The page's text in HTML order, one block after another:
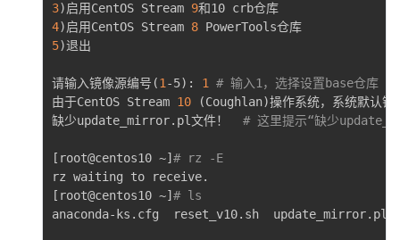
3)启用CentOS Stream 9
4)启用CentOS Stream 8
5)退出
请输入镜像源编号 (1-5) : 1 # 输入1，选择设置base仓库
由于CentOS Stream 10 (Coughlan)操作系统，系统默认
缺少update_mirror.pl文件！ # 这里提示“缺少
[ root@centos10 ~] # rz -E
[ root@centos10 ~] # ls
anaconda-ks.cfg  reset_v10.sh  update_mirror.pl